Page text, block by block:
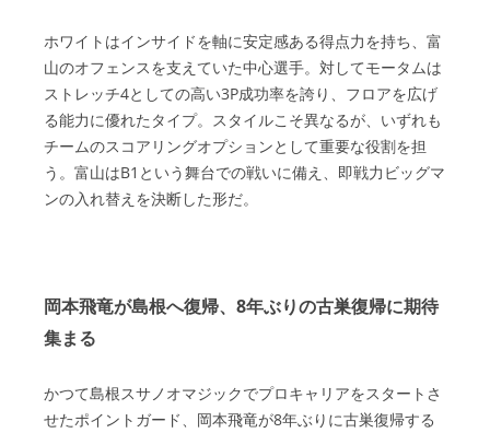
ホワイトはインサイドを軸に安定感ある得点力を持ち、富
山のオフェンスを支えていた中心選手。対してモータムは
ストレッチ4としての高い3P成功率を誇り、フロアを広げ
る能力に優れたタイプ。スタイルこそ異なるが、いずれも
チームのスコアリングオプションとして重要な役割を担
う。富山はB1という舞台での戦いに備え、即戦力ビッグマ
ンの入れ替えを決断した形だ。
岡本飛竜が島根へ復帰、8年ぶりの古巣復帰に期待
集まる
かつて島根スサノオマジックでプロキャリアをスタートさ
せたポイントガード、岡本飛竜が8年ぶりに古巣復帰する